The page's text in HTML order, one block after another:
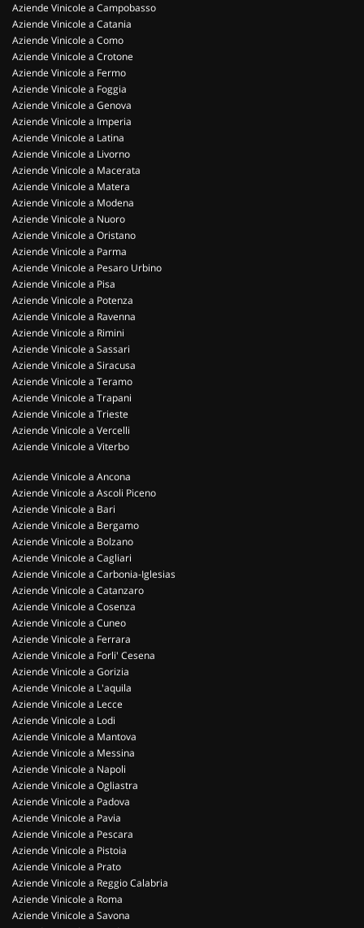
Aziende Vinicole a Campobasso
Aziende Vinicole a Catania
Aziende Vinicole a Como
Aziende Vinicole a Crotone
Aziende Vinicole a Fermo
Aziende Vinicole a Foggia
Aziende Vinicole a Genova
Aziende Vinicole a Imperia
Aziende Vinicole a Latina
Aziende Vinicole a Livorno
Aziende Vinicole a Macerata
Aziende Vinicole a Matera
Aziende Vinicole a Modena
Aziende Vinicole a Nuoro
Aziende Vinicole a Oristano
Aziende Vinicole a Parma
Aziende Vinicole a Pesaro Urbino
Aziende Vinicole a Pisa
Aziende Vinicole a Potenza
Aziende Vinicole a Ravenna
Aziende Vinicole a Rimini
Aziende Vinicole a Sassari
Aziende Vinicole a Siracusa
Aziende Vinicole a Teramo
Aziende Vinicole a Trapani
Aziende Vinicole a Trieste
Aziende Vinicole a Vercelli
Aziende Vinicole a Viterbo
Aziende Vinicole a Ancona
Aziende Vinicole a Ascoli Piceno
Aziende Vinicole a Bari
Aziende Vinicole a Bergamo
Aziende Vinicole a Bolzano
Aziende Vinicole a Cagliari
Aziende Vinicole a Carbonia-Iglesias
Aziende Vinicole a Catanzaro
Aziende Vinicole a Cosenza
Aziende Vinicole a Cuneo
Aziende Vinicole a Ferrara
Aziende Vinicole a Forli' Cesena
Aziende Vinicole a Gorizia
Aziende Vinicole a L'aquila
Aziende Vinicole a Lecce
Aziende Vinicole a Lodi
Aziende Vinicole a Mantova
Aziende Vinicole a Messina
Aziende Vinicole a Napoli
Aziende Vinicole a Ogliastra
Aziende Vinicole a Padova
Aziende Vinicole a Pavia
Aziende Vinicole a Pescara
Aziende Vinicole a Pistoia
Aziende Vinicole a Prato
Aziende Vinicole a Reggio Calabria
Aziende Vinicole a Roma
Aziende Vinicole a Savona